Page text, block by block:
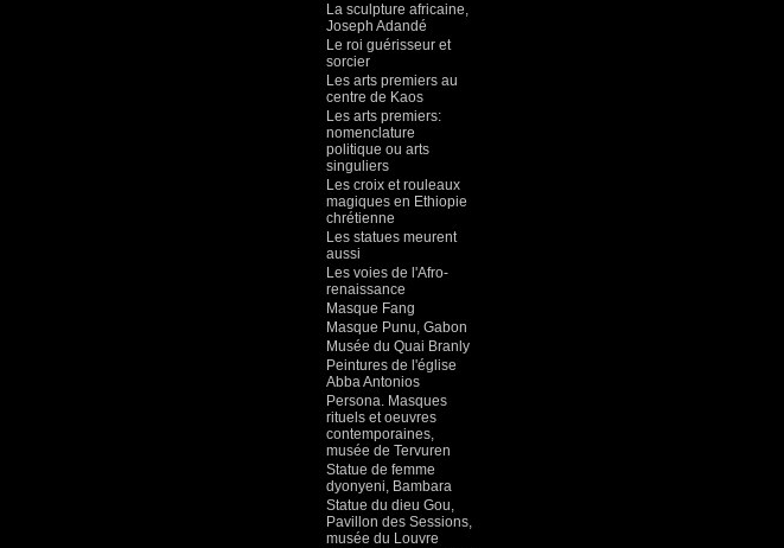
La sculpture africaine,
Joseph Adandé
Le roi guérisseur et
sorcier
Les arts premiers au
centre de Kaos
Les arts premiers:
nomenclature
politique ou arts
singuliers
Les croix et rouleaux
magiques en Ethiopie
chrétienne
Les statues meurent
aussi
Les voies de l'Afro-
renaissance
Masque Fang
Masque Punu, Gabon
Musée du Quai Branly
Peintures de l'église
Abba Antonios
Persona. Masques
rituels et oeuvres
contemporaines,
musée de Tervuren
Statue de femme
dyonyeni, Bambara
Statue du dieu Gou,
Pavillon des Sessions,
musée du Louvre